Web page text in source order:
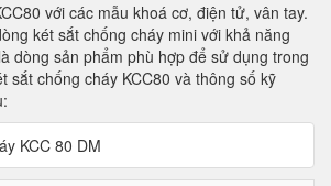
với các mẫu khoá cơ, điện tử, vân tay.
két sắt chống cháy mini với khả năng
dòng sản phẩm phù hợp để sử dụng trong
sắt chống cháy KCC80 và thông số kỹ